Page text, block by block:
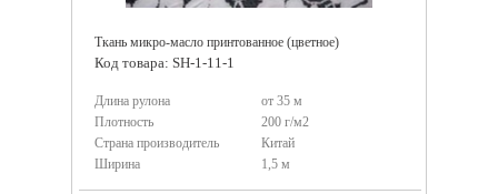
Ткань микро-масло принтованное (цветное)
Код товара: SH-1-11-1
Длина рулона
от 35 м
Плотность
200 г/м2
Страна производитель
Китай
Ширина
1,5 м